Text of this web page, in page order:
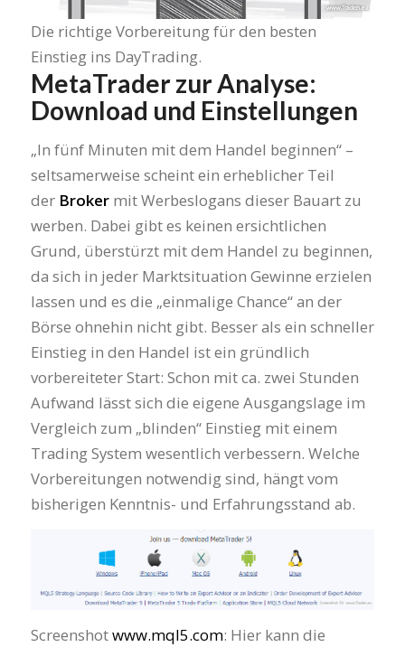
Die richtige Vorbereitung für den besten
Einstieg ins DayTrading.
MetaTrader zur Analyse:
Download und Einstellungen
„In fünf Minuten mit dem Handel beginnen“ –
seltsamerweise scheint ein erheblicher Teil
der Brokermit Werbeslogans dieser Bauart zu
werben. Dabei gibt es keinen ersichtlichen
Grund, überstürzt mit dem Handel zu beginnen,
da sich in jeder Marktsituation Gewinne erzielen
lassen und es die „einmalige Chance“ an der
Börse ohnehin nicht gibt. Besser als ein schneller
Einstieg in den Handel ist ein gründlich
vorbereiteter Start: Schon mit ca. zwei Stunden
Aufwand lässt sich die eigene Ausgangslage im
Vergleich zum „blinden“ Einstieg mit einem
Trading System wesentlich verbessern. Welche
Vorbereitungen notwendig sind, hängt vom
bisherigen Kenntnis- und Erfahrungsstand ab.
Screenshotwww.mql5.com: Hier kann die